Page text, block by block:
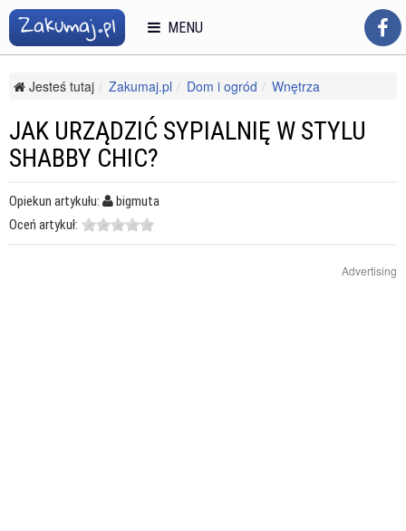
Jesteś tutaj Zakumaj.pl Dom i ogród
Wnętrza
JAK URZĄDZIĆ SYPIALNIĘ W STYLU
SHABBY CHIC?
Opiekun artykułu:
bigmuta
Oceń artykuł:
Advertising
MENU